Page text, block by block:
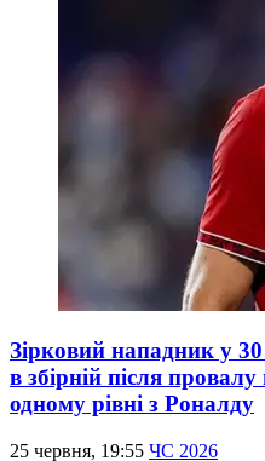
Зірковий нападник у
в збірній після
одному рівні з Роналду
25 червня, 19:55 ЧС 2026